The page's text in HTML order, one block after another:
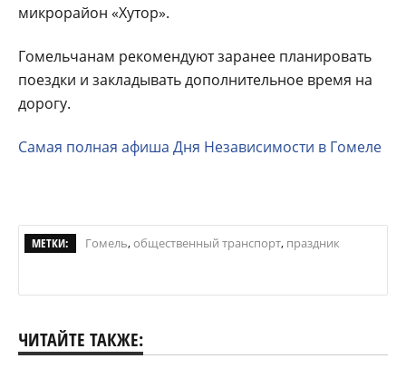
микрорайон «Хутор».
Гомельчанам рекомендуют заранее планировать
поездки и закладывать дополнительное время на
дорогу.
Самая полная афиша Дня Независимости в Гомеле
МЕТКИ: Гомель,общественный транспорт, праздник
ЧИТАЙТЕ ТАКЖЕ: